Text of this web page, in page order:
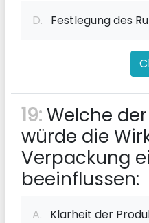
D. Festlegung des
19:Welche
würde die
Verpackung
beeinflussen:
A. Klarheit der